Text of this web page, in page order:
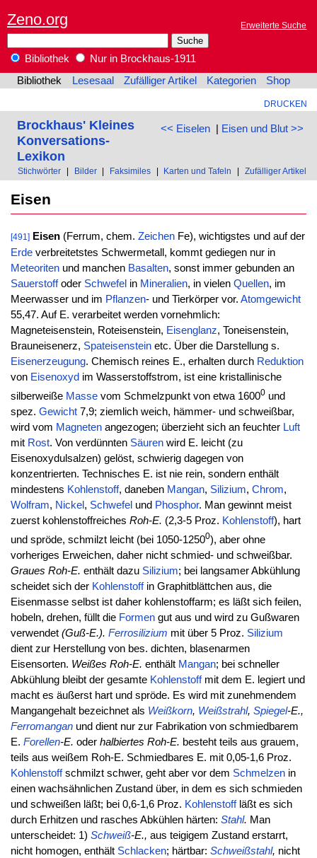
Zeno.org Erweiterte Suche
Bibliothek
Nur in Brockhaus-1911
Bibliothek
Lesesaal Zufälliger Artikel Kategorien Shop
DRUCKEN
<< Eiselen| Eisen und Blut >>
Brockhaus' Kleines
Konversations-
Lexikon
Stichwörter Bilder Faksimiles Karten und Tafeln Zufälliger Artikel
Eisen
[491] Eisen(Ferrum, chem. ZeichenFe), wichtigstes und auf der
Erdeverbreitetstes Schwermetall, kommt gediegen nur in
Meteoritenund manchen Basalten, sonst immer gebunden an
Sauerstoffoder Schwefel in Mineralien, in vielen Quellen, im
Meerwasser und im Pflanzen- und Tierkörper vor. Atomgewicht
55,47. Auf E. verarbeitet werden vornehmlich:
Magneteisenstein, Roteisenstein, Eisenglanz, Toneisenstein,
Brauneisenerz, Spateisensteinetc. Über die Darstellung s.
Eisenerzeugung. Chemisch reines E., erhalten durch Reduktion
von Eisenoxyd im Wasserstoffstrom, ist eine kristallinische
silberweiße Massevom Schmelzpunkt von etwa 16000und
spez. Gewicht7,9; ziemlich weich, hämmer- und schweißbar,
wird vom Magnetenangezogen; überzieht sich an feuchter Luft
mit Rost. Von verdünnten Säurenwird E. leicht (zu
Eisenoxydulsalzen) gelöst, schwierig dagegen von
konzentrierten. Technisches E. ist nie rein, sondern enthält
mindestens Kohlenstoff, daneben Mangan, Silizium, Chrom,
Wolfram, Nickel , Schwefel und Phosphor. Man gewinnt meist
zuerst kohlenstoffreiches Roh-E. (2,3-5 Proz. Kohlenstoff), hart
und spröde, schmilzt leicht (bei 1050-12500), aber ohne
vorheriges Erweichen, daher nicht schmied- und schweißbar.
Graues Roh-E. enthält dazu Silizium; bei langsamer Abkühlung
scheidet sich der Kohlenstoffin Graphitblättchen aus, die
Eisenmasse selbst ist daher kohlenstoffarm; es läßt sich feilen,
hobeln, drehen, füllt die Formengut aus und wird zu Gußwaren
verwendet (Guß-E.). Ferrosilizium mit über 5 Proz. Silizium
dient zur Herstellung von bes. dichten, blasenarmen
Eisensorten. Weißes Roh-E. enthält Mangan; bei schneller
Abkühlung bleibt der gesamte Kohlenstoffmit dem E. legiert und
macht es äußerst hart und spröde. Es wird mit zunehmendem
Mangangehalt bezeichnet als Weißkorn, Weißstrahl, Spiegel-E.,
Ferromanganund dient nur zur Fabrikation von schmiedbarem
E. Forellen-E. oder halbiertes Roh-E. besteht teils aus grauem,
teils aus weißem Roh-E. Schmiedbares E. mit 0,05-1,6 Proz.
Kohlenstoffschmilzt schwer, geht aber vor dem Schmelzenin
einen wachsähnlichen Zustand über, in dem es sich schmieden
und schweißen läßt; bei 0,6-1,6 Proz. Kohlenstoffläßt es sich
durch Erhitzen und rasches Abkühlen härten: Stahl. Man
unterscheidet: 1) Schweiß-E., aus teigigem Zustand erstarrt,
nicht homogen, enthält Schlacken; härtbar: Schweißstahl, nicht